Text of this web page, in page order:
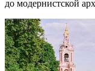
до модернистской